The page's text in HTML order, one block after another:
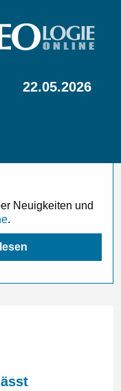
22.05.2026
Neuigkeiten und
.